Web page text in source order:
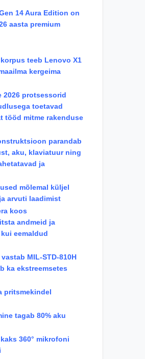
14 Aura Edition on
aasta premium
teeb Lenovo X1
kergeima
2026 protsessorid
toetavad
tööd mitme rakenduse
parandab
aku, klaviatuur ning
ja
mõlemal küljel
arvuti laadimist
koos
andmeid ja
eemaldud
MIL-STD-810H
ka ekstreemsetes
pritsmekindel
tagab 80% aku
360° mikrofoni